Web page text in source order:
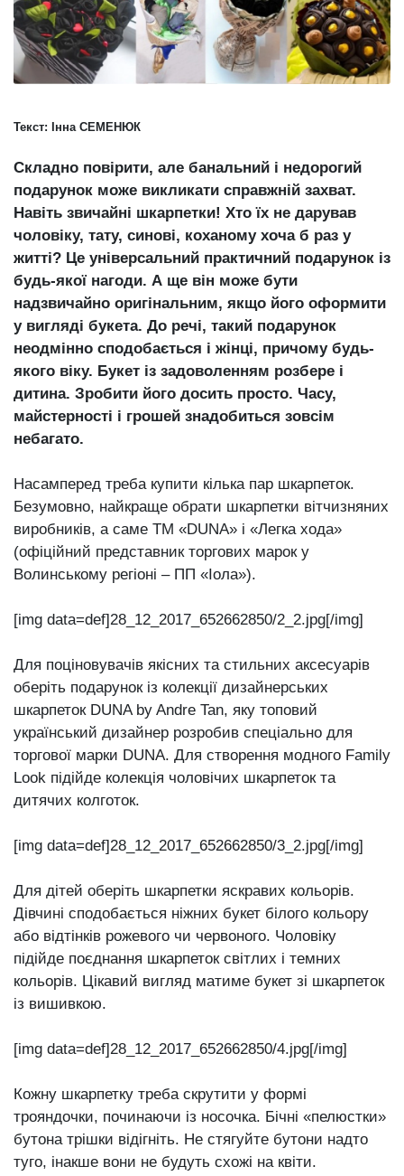
залишив у
Луцьку
три...
27 Липня 2026
759 переглядів
Всі розділи
Персона
Афіша
ZONE 18+
Контакти
Політика конфіденційності
Текст: Інна СЕМЕНЮК
Складно повірити, але банальний і недорогий
подарунок може викликати справжній захват.
Навіть звичайні шкарпетки! Хто їх не дарував
чоловіку, тату, синові, коханому хоча б раз у
житті? Це універсальний практичний подарунок із
будь-якої нагоди. А ще він може бути
надзвичайно оригінальним, якщо його оформити
у вигляді букета. До речі, такий подарунок
неодмінно сподобається і жінці, причому будь-
якого віку. Букет із задоволенням розбере і
дитина. Зробити його досить просто. Часу,
майстерності і грошей знадобиться зовсім
небагато.
Насамперед треба купити кілька пар шкарпеток.
Безумовно, найкраще обрати шкарпетки вітчизняних
виробників, а саме ТМ «DUNA» і «Легка хода»
(офіційний представник торгових марок у
Волинському регіоні – ПП «Іола»).
[img data=def]28_12_2017_652662850/2_2.jpg[/img]
Для поціновувачів якісних та стильних аксесуарів
оберіть подарунок із колекції дизайнерських
шкарпеток DUNA by Andre Tan, яку топовий
український дизайнер розробив спеціально для
торгової марки DUNA. Для створення модного Family
Look підійде колекція чоловічих шкарпеток та
дитячих колготок.
[img data=def]28_12_2017_652662850/3_2.jpg[/img]
Для дітей оберіть шкарпетки яскравих кольорів.
Дівчині сподобається ніжних букет білого кольору
або відтінків рожевого чи червоного. Чоловіку
підійде поєднання шкарпеток світлих і темних
кольорів. Цікавий вигляд матиме букет зі шкарпеток
із вишивкою.
[img data=def]28_12_2017_652662850/4.jpg[/img]
Кожну шкарпетку треба скрутити у формі
трояндочки, починаючи із носочка. Бічні «пелюстки»
бутона трішки відігніть. Не стягуйте бутони надто
туго, інакше вони не будуть схожі на квіти.